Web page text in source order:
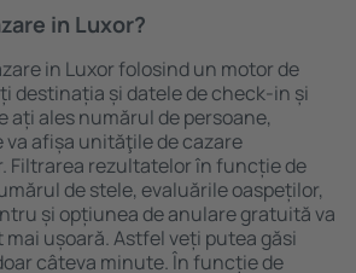
in Luxor?
in Luxor folosind un motor de
destinația și datele de check-in și
ați ales numărul de persoane,
afișa unităţile de cazare
Filtrarea rezultatelor în funcție de
de stele, evaluările oaspeților,
și opțiunea de anulare gratuită va
ușoară. Astfel veți putea găsi
câteva minute. În funcție de